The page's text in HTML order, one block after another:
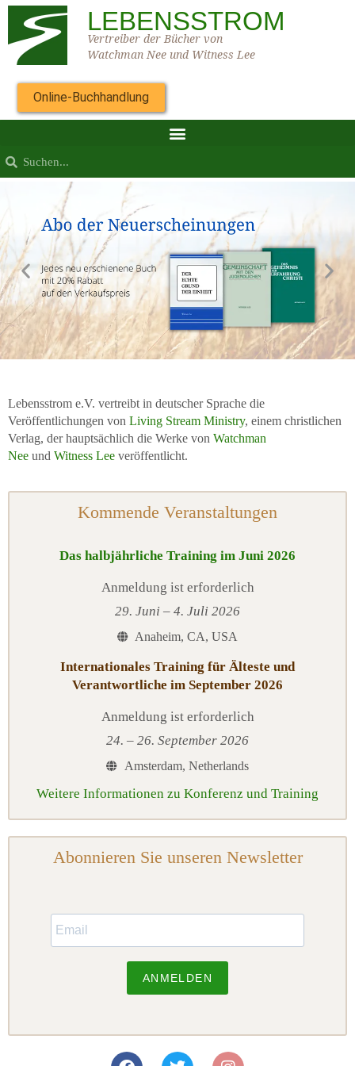
LEBENSSTROM
Vertreiber der Bücher von
Watchman Nee und Witness Lee
Online-Buchhandlung
Lebensstrom e.V. vertreibt in deutscher Sprache die
Veröffentlichungen von Living Stream Ministry, einem christlichen
Verlag, der hauptsächlich die Werke von Watchman
Nee und Witness Lee veröffentlicht.
Kommende Veranstaltungen
Das halbjährliche Training im Juni 2026
Anmeldung ist erforderlich
29. Juni – 4. Juli 2026
Anaheim, CA, USA
Internationales Training für Älteste und
Verantwortliche im September 2026
Anmeldung ist erforderlich
24. – 26. September 2026
Amsterdam, Netherlands
Weitere Informationen zu Konferenz und Training
Abonnieren Sie unseren Newsletter
ANMELDEN